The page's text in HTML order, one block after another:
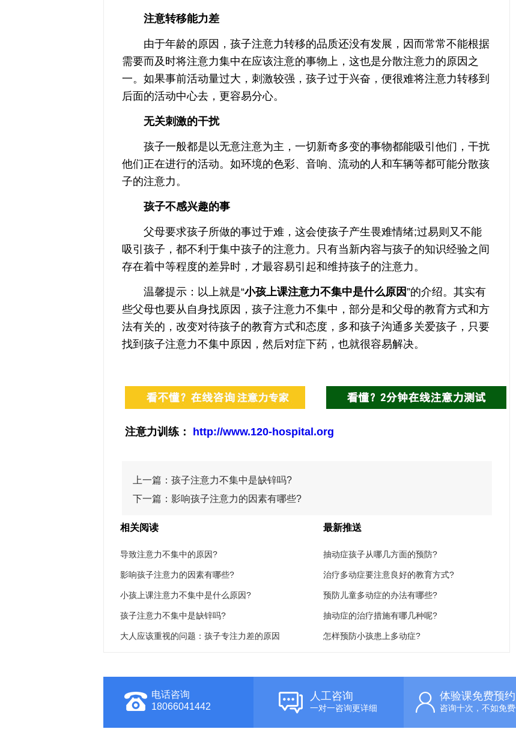
注意转移能力差
由于年龄的原因，孩子注意力转移的品质还没有发展，因而常常不能根据
需要而及时将注意力集中在应该注意的事物上，这也是分散注意力的原因之
一。如果事前活动量过大，刺激较强，孩子过于兴奋，便很难将注意力转移到
后面的活动中心去，更容易分心。
无关刺激的干扰
孩子一般都是以无意注意为主，一切新奇多变的事物都能吸引他们，干扰
他们正在进行的活动。如环境的色彩、音响、流动的人和车辆等都可能分散孩
子的注意力。
孩子不感兴趣的事
父母要求孩子所做的事过于难，这会使孩子产生畏难情绪;过易则又不能
吸引孩子，都不利于集中孩子的注意力。只有当新内容与孩子的知识经验之间
存在着中等程度的差异时，才最容易引起和维持孩子的注意力。
温馨提示：以上就是“小孩上课注意力不集中是什么原因”的介绍。其实有
些父母也要从自身找原因，孩子注意力不集中，部分是和父母的教育方式和方
法有关的，改变对待孩子的教育方式和态度，多和孩子沟通多关爱孩子，只要
找到孩子注意力不集中原因，然后对症下药，也就很容易解决。
注意力训练： http://www.120-hospital.org
上一篇： 孩子注意力不集中是缺锌吗?
下一篇： 影响孩子注意力的因素有哪些?
相关阅读
导致注意力不集中的原因?
影响孩子注意力的因素有哪些?
小孩上课注意力不集中是什么原因?
孩子注意力不集中是缺锌吗?
大人应该重视的问题：孩子专注力差的原因
最新推送
抽动症孩子从哪几方面的预防?
治疗多动症要注意良好的教育方式?
预防儿童多动症的办法有哪些?
抽动症的治疗措施有哪几种呢?
怎样预防小孩患上多动症?
电话咨询
18066041442
人工咨询
一对一咨询更详细
体验课免费预约
咨询十次，不如免